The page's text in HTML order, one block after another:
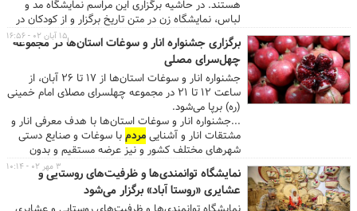
هستند. در حاشیه برگزاری این مراسم نمایشگاه مد و
لباس، نمایشگاه زن در متن تاریخ برگزار و از کودکان در
شهربازی پذیرایی خواهد شد. ...
برگزاری جشنواره انار و سوغات استان‌ها در مجموعه
چهل‌سرای مصلی
جشنواره انار و سوغات استان‌ها از ۱۷ تا ۲۶ آبان، از
ساعت ۱۲ تا ۲۱ در مجموعه چهلسرای مصلای امام خمینی
(ره) برپا می‌شود.
...جشنواره انار و سوغات استان‌ها با هدف معرفی انار و
مشتقات انار و آشناییمردمبا سوغات و صنایع دستی
شهرهای مختلف کشور و نیز عرضه مستقیم و بدون
واسطه محصولات تولید کننده به دست مصرف کنندگان
در چهل‌سرای مصلی برگزار خواهد شد. ...
۱۵ آبان ۰۲ - ۱۶:۵۶
نمایشگاه توانمندی‌ها و ظرفیت‌های روستایی و
عشایری «روستا آباد» برگزار می‌شود
۳ مهر ۰۲ - ۱۰:۱۴